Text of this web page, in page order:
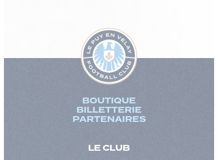
BOUTIQUE
BILLETTERIE
PARTENAIRES
LE CLUB